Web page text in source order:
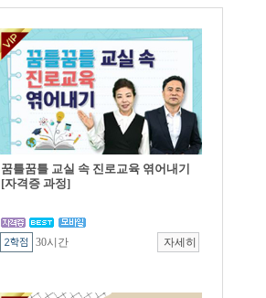
꿈틀꿈틀 교실 속 진로교육 엮어내기
[자격증 과정]
30시간